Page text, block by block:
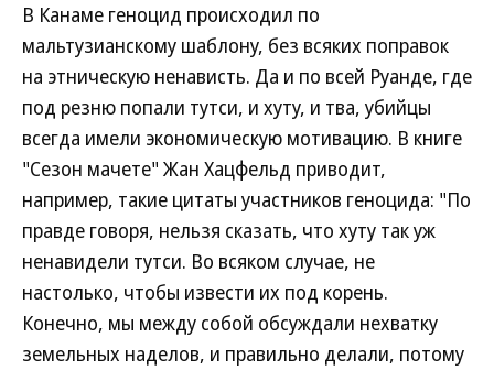
В Канаме геноцид происходил по
мальтузианскому шаблону, без всяких поправок
на этническую ненависть. Да и по всей Руанде, где
под резню попали тутси, и хуту, и тва, убийцы
всегда имели экономическую мотивацию. В книге
"Сезон мачете" Жан Хацфельд приводит,
например, такие цитаты участников геноцида: "По
правде говоря, нельзя сказать, что хуту так уж
ненавидели тутси. Во всяком случае, не
настолько, чтобы извести их под корень.
Конечно, мы между собой обсуждали нехватку
земельных наделов, и правильно делали, потому